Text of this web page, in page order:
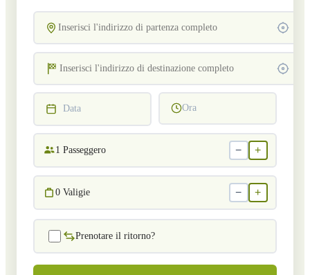
Data Ora
1 Passeggero − +
0 Valigie − +
Prenotare il ritorno?